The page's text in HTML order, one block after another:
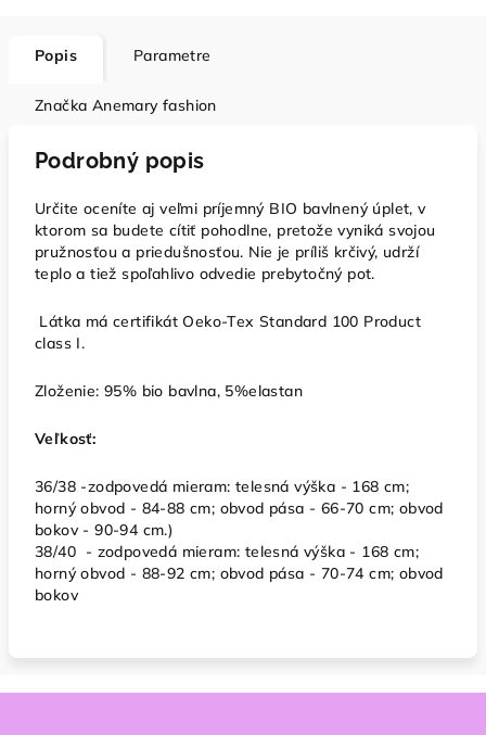
Popis Parametre
Značka Anemary fashion
Podrobný popis
Určite oceníte aj veľmi príjemný BIO bavlnený úplet, v
ktorom sa budete cítiť pohodlne, pretože vyniká svojou
pružnosťou a priedušnosťou. Nie je príliš krčivý, udrží
teplo a tiež spoľahlivo odvedie prebytočný pot.
Látka má certifikát Oeko-Tex Standard 100 Product
class I.
Zloženie: 95% bio bavlna, 5%elastan
Veľkosť:
36/38 -zodpovedá mieram: telesná výška - 168 cm;
horný obvod - 84-88 cm; obvod pása - 66-70 cm; obvod
bokov - 90-94 cm.)
38/40 - zodpovedá mieram: telesná výška - 168 cm;
horný obvod - 88-92 cm; obvod pása - 70-74 cm; obvod
bokov